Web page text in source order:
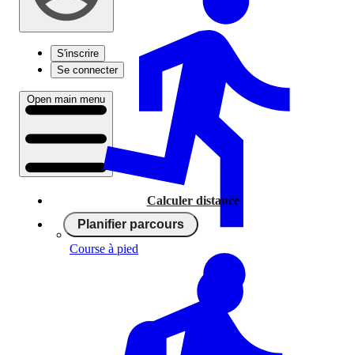
S'inscrire
Se connecter
Open main menu
Calculer distance
Planifier parcours
Course à pied